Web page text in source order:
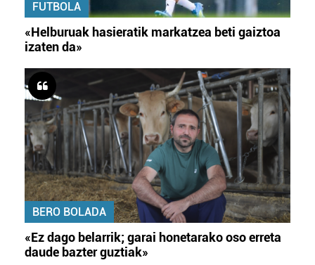
FUTBOLA
«Helburuak hasieratik markatzea beti gaiztoa
izaten da»
BERO BOLADA
«Ez dago belarrik; garai honetarako oso erreta
daude bazter guztiak»